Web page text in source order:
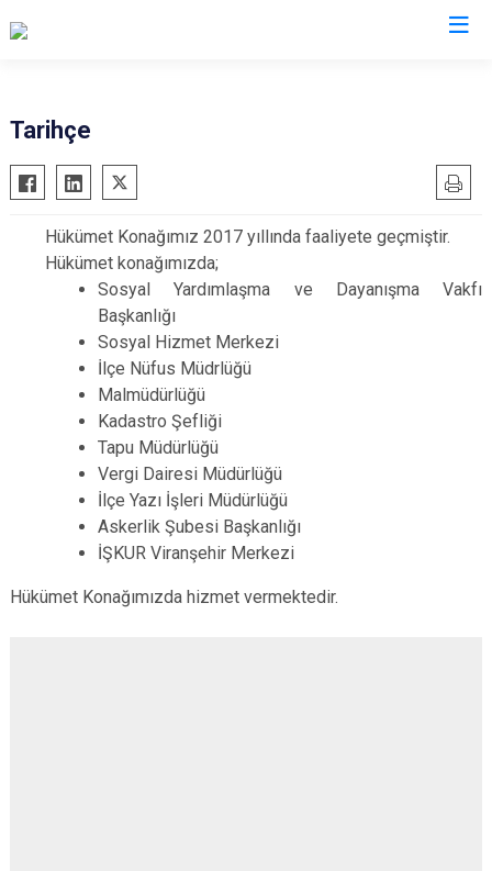
Akçakale
Birecik
Bozova
Ceylanpınar
Viranşehir
Karaköprü
Tarihçe
Hükümet Konağımız 2017 yıllında faaliyete geçmiştir.
Hükümet konağımızda;
Sosyal Yardımlaşma ve Dayanışma Vakfı
Başkanlığı
Sosyal Hizmet Merkezi
İlçe Nüfus Müdrlüğü
Malmüdürlüğü
Kadastro Şefliği
Tapu Müdürlüğü
Vergi Dairesi Müdürlüğü
İlçe Yazı İşleri Müdürlüğü
Askerlik Şubesi Başkanlığı
İŞKUR Viranşehir Merkezi
Hükümet Konağımızda hizmet vermektedir.